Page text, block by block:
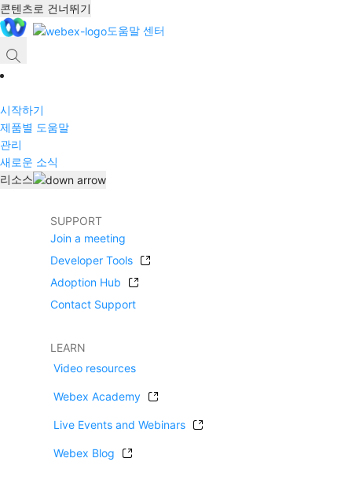
콘텐츠로 건너뛰기
도움말 센터
시작하기
제품별 도움말
관리
새로운 소식
리소스
SUPPORT
Join a meeting
Developer Tools
Adoption Hub
Contact Support
LEARN
Video resources
Webex Academy
Live Events and Webinars
Webex Blog